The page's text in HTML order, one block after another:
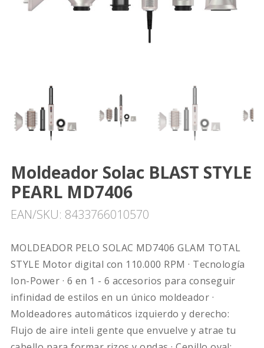
Moldeador Solac BLAST STYLE
PEARL MD7406
EAN/SKU: 8433766010570
MOLDEADOR PELO SOLAC MD7406 GLAM TOTAL
STYLE Motor digital con 110.000 RPM · Tecnología
Ion-Power · 6 en 1 - 6 accesorios para conseguir
infinidad de estilos en un único moldeador ·
Moldeadores automáticos izquierdo y derecho:
Flujo de aire inteli gente que envuelve y atrae tu